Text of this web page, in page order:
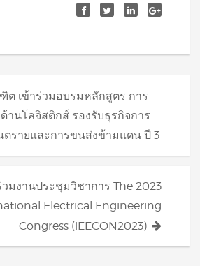
เข้าร่วมอบรมหลักสูตร การ
นโลจิสติกส์ รองรับธุรกิจการ
รายและการขนส่งข้ามแดน ปี 3
วมงานประชุมวิชาการ The 2023
Electrical Engineering
Congress (iEECON2023)